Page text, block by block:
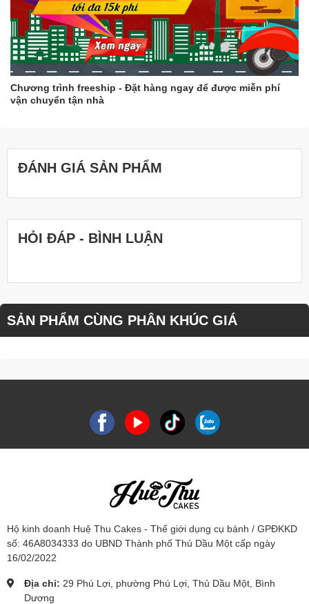
Chương trình freeship - Đặt hàng ngay để được miễn phí
vận chuyển tận nhà
ĐÁNH GIÁ SẢN PHẨM
HỎI ĐÁP - BÌNH LUẬN
SẢN PHẨM CÙNG PHÂN KHÚC GIÁ
Hộ kinh doanh Huệ Thu Cakes - Thế giới dụng cụ bánh / GPĐKKD
số: 46A8034333 do UBND Thành phố Thủ Dầu Một cấp ngày
16/02/2022
Địa chỉ: 29 Phú Lợi, phường Phú Lợi, Thủ Dầu Một, Bình
Dương